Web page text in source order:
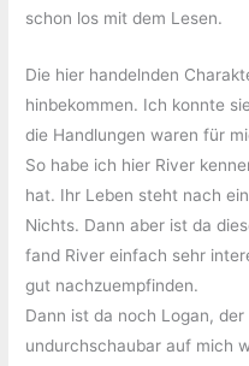
schon los mit dem Lesen.
Die hier handelnden
hinbekommen. Ich konnte
die Handlungen waren für
So habe ich hier River
hat. Ihr Leben steht nach
Nichts. Dann aber ist da
fand River einfach sehr
gut nachzuempfinden.
Dann ist da noch Logan,
undurchschaubar auf mich